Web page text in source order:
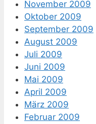
November 2009
Oktober 2009
September 2009
August 2009
Juli 2009
Juni 2009
Mai 2009
April 2009
März 2009
Februar 2009